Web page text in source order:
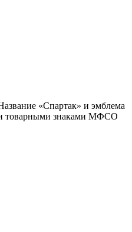
«Спартак» и эмблема
товарными знаками МФСО